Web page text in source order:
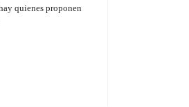
quienes proponen